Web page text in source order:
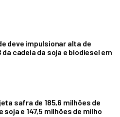
deve impulsionar alta de
da cadeia da soja e biodiesel em
safra de 185,6 milhões de
soja e 147,5 milhões de milho